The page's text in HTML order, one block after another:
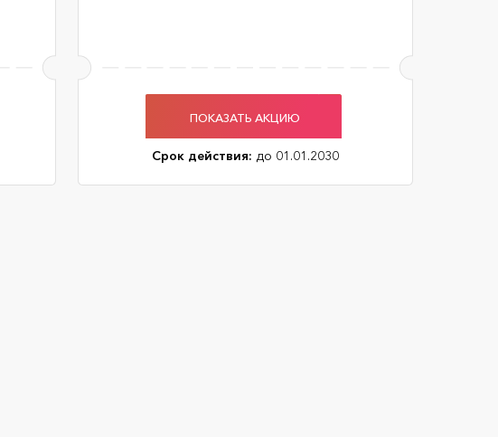
ПОКАЗАТЬ АКЦИЮ
Срок действия: до 01.01.2030